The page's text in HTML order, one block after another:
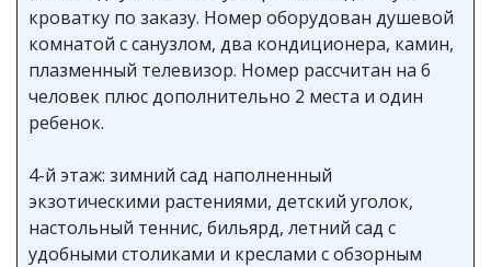
кроватку по заказу. Номер оборудован душевой
комнатой с санузлом, два кондиционера, камин,
плазменный телевизор. Номер рассчитан на 6
человек плюс дополнительно 2 места и один
ребенок.
4-й этаж: зимний сад наполненный
экзотическими растениями, детский уголок,
настольный теннис, бильярд, летний сад с
удобными столиками и креслами с обзорным